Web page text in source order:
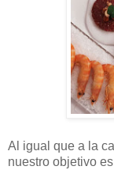
Al igual que a la
nuestro objetivo